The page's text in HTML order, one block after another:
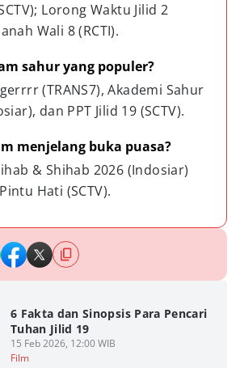
Lorong Waktu Jilid 2
Wali 8 (RCTI).
sahur yang populer?
(TRANS7), Akademi Sahur
dan PPT Jilid 19 (SCTV).
menjelang buka puasa?
& Shihab 2026 (Indosiar)
Hati (SCTV).
6 Fakta dan Sinopsis Para Pencari
Tuhan Jilid 19
15 Feb 2026, 12:00 WIB
Film